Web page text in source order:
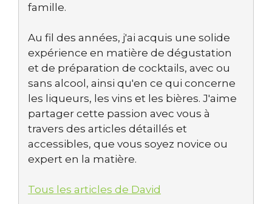
famille.
Au fil des années, j'ai acquis une solide
expérience en matière de dégustation
et de préparation de cocktails, avec ou
sans alcool, ainsi qu'en ce qui concerne
les liqueurs, les vins et les bières. J'aime
partager cette passion avec vous à
travers des articles détaillés et
accessibles, que vous soyez novice ou
expert en la matière.
Tous les articles de David